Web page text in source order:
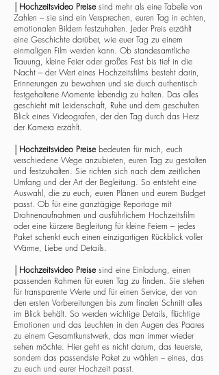
Hochzeitsvideo Preisesind mehr als eine Tabelle von
Zahlen – sie sind ein Versprechen, euren Tag in echten,
emotionalen Bildern festzuhalten. Jeder Preis erzählt
eine Geschichte darüber, wie euer Tag zu einem
einmaligen Film werden kann. Ob standesamtliche
Trauung, kleine Feier oder großes Fest bis tief in die
Nacht – der Wert eines Hochzeitsfilms besteht darin,
Erinnerungen zu bewahren und sie durch authentisch
festgehaltene Momente lebendig zu halten. Das alles
geschieht mit Leidenschaft, Ruhe und dem geschulten
Blick eines Videografen, der den Tag durch das Herz
der Kamera erzählt.
Hochzeitsvideo Preisebedeuten für mich, euch
verschiedene Wege anzubieten, euren Tag zu gestalten
und festzuhalten. Sie richten sich nach dem zeitlichen
Umfang und der Art der Begleitung. So entsteht eine
Auswahl, die zu euch, euren Plänen und eurem Budget
passt. Ob für eine ganztägige Reportage mit
Drohnenaufnahmen und ausführlichem Hochzeitsfilm
oder eine kürzere Begleitung für kleine Feiern – jedes
Paket schenkt euch einen einzigartigen Rückblick voller
Wärme, Liebe und Details.
Hochzeitsvideo Preisesind eine Einladung, einen
passenden Rahmen für euren Tag zu finden. Sie stehen
für transparente Werte und für einen Service, der von
den ersten Vorbereitungen bis zum finalen Schnitt alles
im Blick behält. So werden wichtige Details, flüchtige
Emotionen und das Leuchten in den Augen des Paares
zu einem Gesamtkunstwerk, das man immer wieder
sehen möchte. Hier geht es nicht darum, das teuerste,
sondern das passendste Paket zu wählen – eines, das
zu euch und eurer Hochzeit passt.